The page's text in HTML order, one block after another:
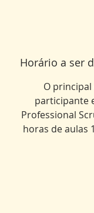
Horário a ser
O
participante
Professional
horas de aulas